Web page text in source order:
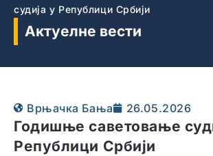
судија у Републици Србији
Актуелне вести
Врњачка Бања 26.05.2026
Годишње саветовање
Републици Србији